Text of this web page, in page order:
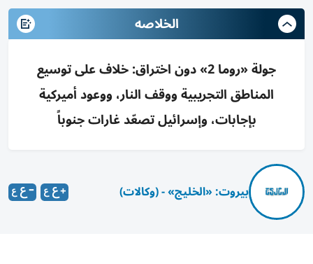
الخلاصه
جولة «روما 2» دون اختراق: خلاف على توسيع
المناطق التجريبية ووقف النار، ووعود أميركية
بإجابات، وإسرائيل تصعّد غارات جنوباً
بيروت: «الخليج» - (وكالات)